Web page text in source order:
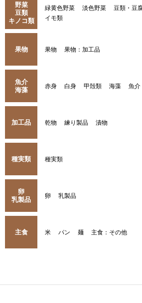
野菜
豆類
キノコ類
緑黄色野菜 淡色野菜 豆類・豆
イモ類
果物 果物 果物：加工品
魚介
海藻
赤身 白身 甲殻類 海藻 魚介
加工品 乾物 練り製品 漬物
種実類 種実類
卵
乳製品
卵 乳製品
主食 米 パン 麺 主食：その他